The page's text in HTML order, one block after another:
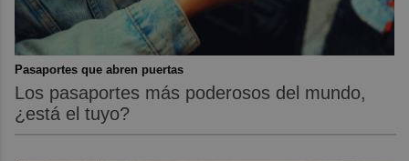
Pasaportes que abren puertas
Los pasaportes más poderosos del mundo,
¿está el tuyo?